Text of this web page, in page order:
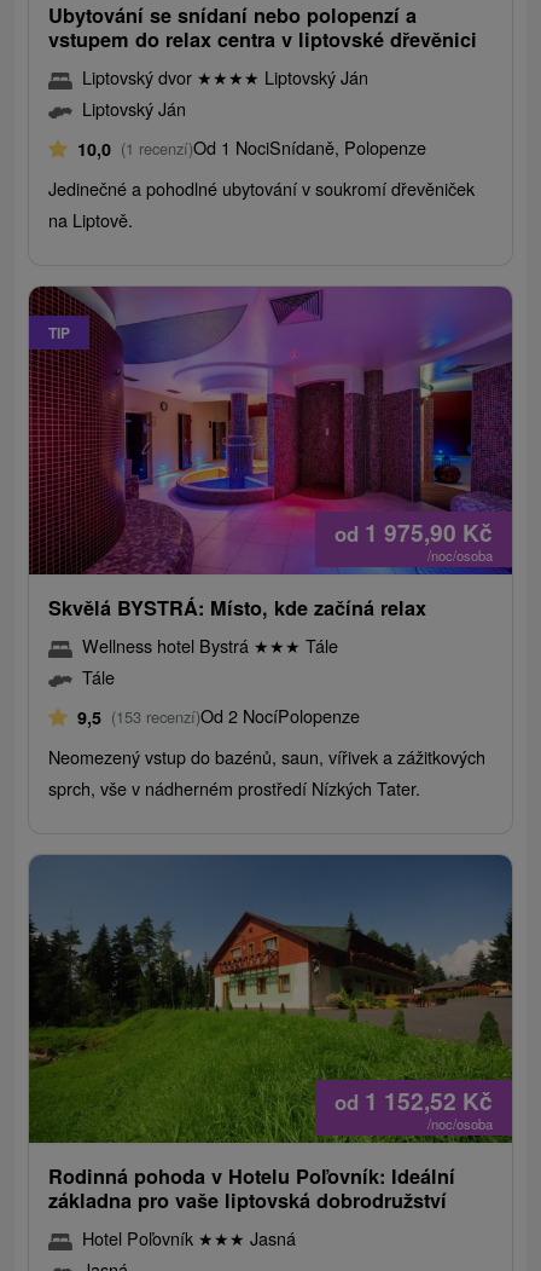
Ubytování se snídaní nebo polopenzí a
vstupem do relax centra v liptovské dřevěnici
Liptovský dvor ★★★★ Liptovský Ján
Liptovský Ján
10,0 (1 recenzí)Od 1 NociSnídaně, Polopenze
Jedinečné a pohodlné ubytování v soukromí dřevěniček
na Liptově.
TIP
od 1 975,90 Kč
/noc/osoba
Skvělá BYSTRÁ: Místo, kde začíná relax
Wellness hotel Bystrá ★★★ Tále
Tále
9,5 (153 recenzí)Od 2 NocíPolopenze
Neomezený vstup do bazénů, saun, vířivek a zážitkových
sprch, vše v nádherném prostředí Nízkých Tater.
od 1 152,52 Kč
/noc/osoba
Rodinná pohoda v Hotelu Poľovník: Ideální
základna pro vaše liptovská dobrodružství
Hotel Poľovník ★★★ Jasná